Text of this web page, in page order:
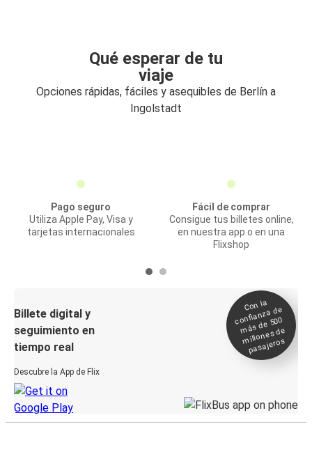
Qué esperar de tu
viaje
Opciones rápidas, fáciles y asequibles de Berlín a
Ingolstadt
Pago seguro
Utiliza Apple Pay, Visa y
tarjetas internacionales
Fácil de comprar
Consigue tus billetes online,
en nuestra app o en una
Flixshop
Billete digital y
seguimiento en
tiempo real
Descubre la App de Flix
Con la
confianza de
más de 500
millones de
pasajeros